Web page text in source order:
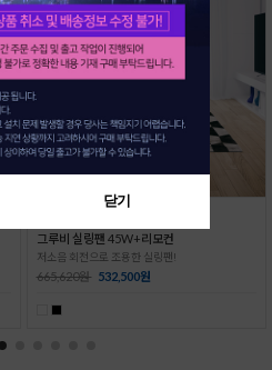
슬림 산들 실링팬(우드)+리모컨
공간의 품격을 높이는 실링팬 !
300,000원 290,000원
닫기